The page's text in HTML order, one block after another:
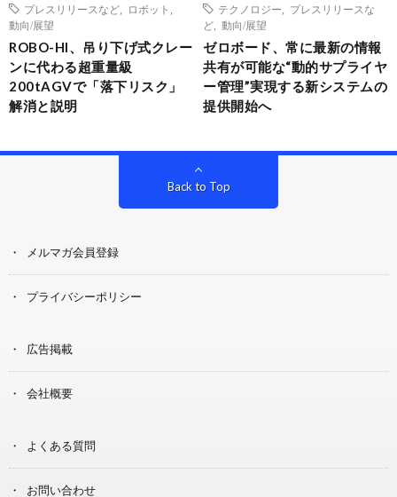
プレスリリースなど
ロボット
動向/展望
ROBO-HI、吊り下げ式クレー
ンに代わる超重量級
200tAGVで「落下リスク」
解消と説明
テクノロジー
プレスリリースな
ど
動向/展望
ゼロボード、常に最新の情報
共有が可能な“動的サプライヤ
ー管理”実現する新システムの
提供開始へ
Back to Top
メルマガ会員登録
プライバシーポリシー
広告掲載
会社概要
よくある質問
お問い合わせ